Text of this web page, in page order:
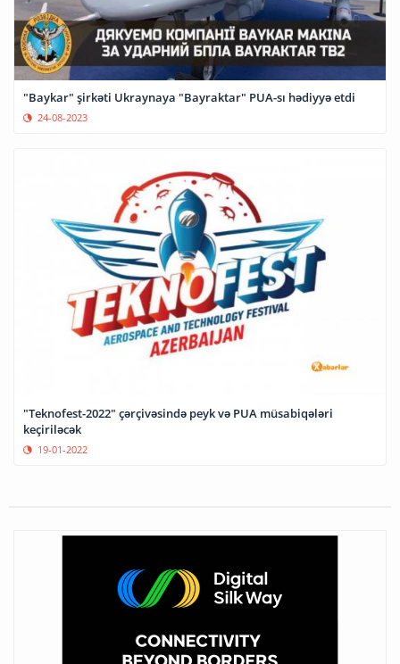
"Baykar" şirkəti Ukraynaya "Bayraktar" PUA-sı hədiyyə etdi
24-08-2023
"Teknofest-2022" çərçivəsində peyk və PUA müsabiqələri
keçiriləcək
19-01-2022